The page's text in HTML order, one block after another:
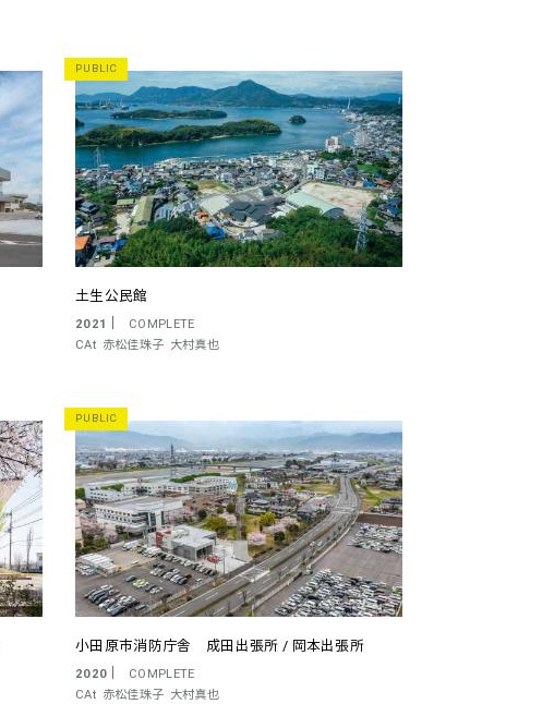
PUBLIC
土生公民館
2021
COMPLETE
CAt 赤松佳珠子 大村真也
PUBLIC
小田原市消防庁舎 成田出張所 / 岡本出張所
2020
COMPLETE
CAt 赤松佳珠子 大村真也